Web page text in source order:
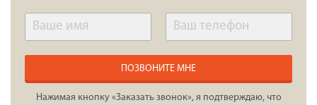
ПОЗВОНИТЕ МНЕ
Нажимая кнопку «Заказать звонок», я подтверждаю, что